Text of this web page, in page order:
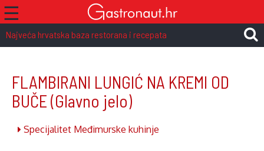
☰
Najveća hrvatska baza restorana i recepata
FLAMBIRANI LUNGIĆ NA KREMI OD
BUČE (Glavno jelo)
Specijalitet Međimurske kuhinje